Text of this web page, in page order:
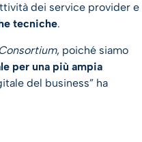
dei service provider e
tecniche.
, poiché siamo
per una più ampia
del business” ha